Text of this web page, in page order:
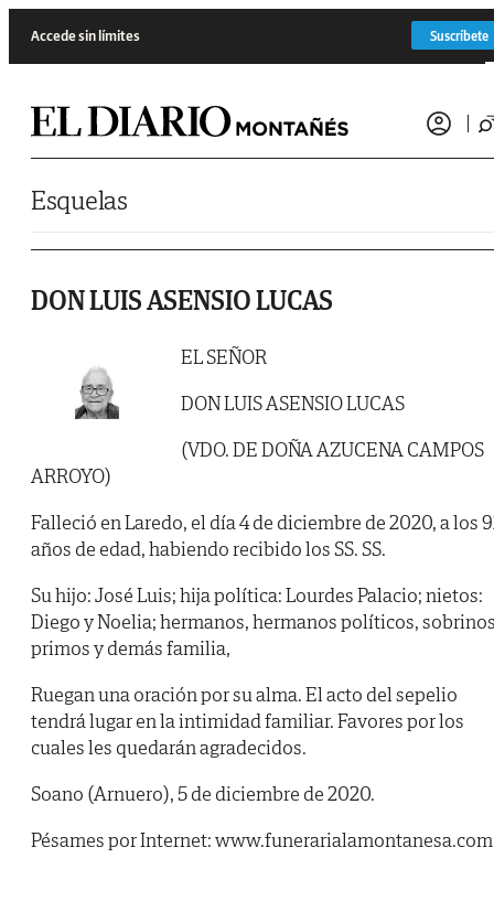
Accede sin límites Suscríbete
Esquelas
DON LUIS ASENSIO LUCAS
EL SEÑOR
DON LUIS ASENSIO LUCAS
(VDO. DE DOÑA AZUCENA CAMPOS
ARROYO)
Falleció en Laredo, el día 4 de diciembre de 2020, a los
años de edad, habiendo recibido los SS. SS.
Su hijo: José Luis; hija política: Lourdes Palacio; nietos:
Diego y Noelia; hermanos, hermanos políticos,
primos y demás familia,
Ruegan una oración por su alma. El acto del sepelio
tendrá lugar en la intimidad familiar. Favores por los
cuales les quedarán agradecidos.
Soano (Arnuero), 5 de diciembre de 2020.
Pésames por Internet: www.funerarialamontanesa.com